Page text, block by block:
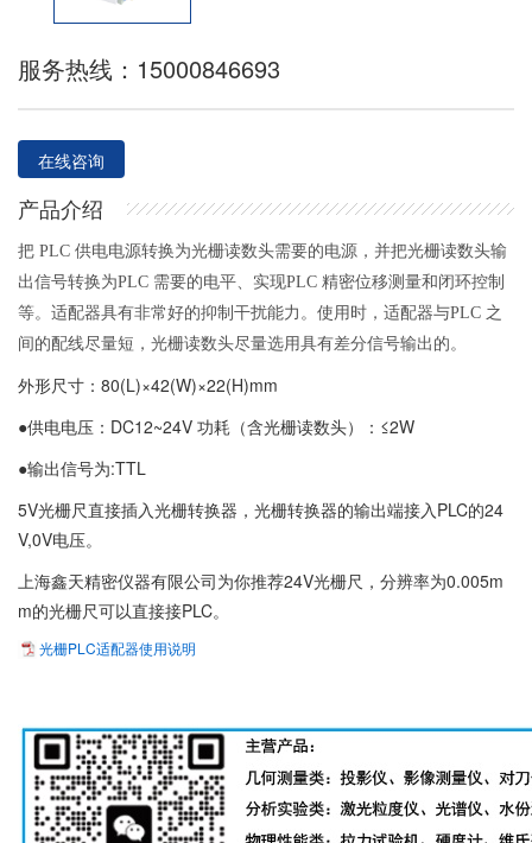
服务热线：15000846693
在线咨询
产品介绍
把 PLC 供电电源转换为光栅读数头需要的电源，并把光栅读数头输
出信号转换为PLC 需要的电平、实现PLC 精密位移测量和闭环控制
等。适配器具有非常好的抑制干扰能力。使用时，适配器与PLC 之
间的配线尽量短，光栅读数头尽量选用具有差分信号输出的。
外形尺寸：80(L)×42(W)×22(H)mm
●供电电压：DC12~24V 功耗（含光栅读数头）：≤2W
●输出信号为:TTL
5V光栅尺直接插入光栅转换器，光栅转换器的输出端接入PLC的24
V,0V电压。
上海鑫天精密仪器有限公司为你推荐24V光栅尺，分辨率为0.005m
m的光栅尺可以直接接PLC。
光栅PLC适配器使用说明